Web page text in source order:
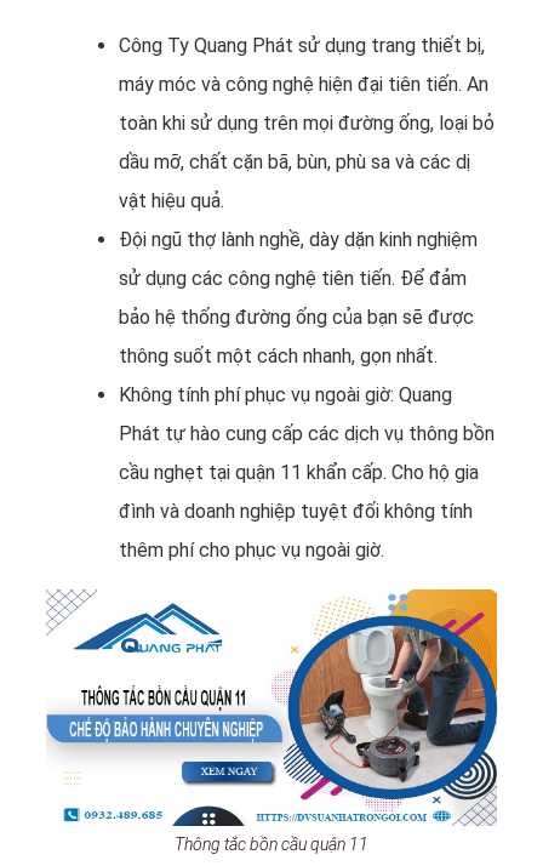
Công Ty Quang Phát sử dụng trang thiết bị,
máy móc và công nghệ hiện đại tiên tiến. An
toàn khi sử dụng trên mọi đường ống, loại bỏ
dầu mỡ, chất cặn bã, bùn, phù sa và các dị
vật hiệu quả.
Đội ngũ thợ lành nghề, dày dặn kinh nghiệm
sử dụng các công nghệ tiên tiến. Để đảm
bảo hệ thống đường ống của bạn sẽ được
thông suốt một cách nhanh, gọn nhất.
Không tính phí phục vụ ngoài giờ: Quang
Phát tự hào cung cấp các dịch vụ thông bồn
cầu nghẹt tại quận 11 khẩn cấp. Cho hộ gia
đình và doanh nghiệp tuyệt đối không tính
thêm phí cho phục vụ ngoài giờ.
Thông tắc bồn cầu quận 11